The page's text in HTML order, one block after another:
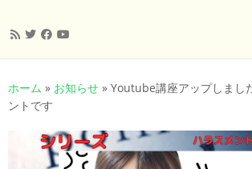
ン
テ
ホーム » お知らせ » Youtube講座アップしまし
ントです